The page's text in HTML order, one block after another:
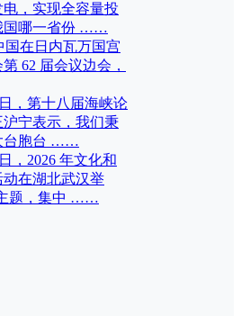
，实现全容量投
国哪一省份 ……
国在日内瓦万国宫
62 届会议边会，
，第十八届海峡论
宁表示，我们秉
台胞台 ……
，2026 年文化和
在湖北武汉举
题，集中 ……